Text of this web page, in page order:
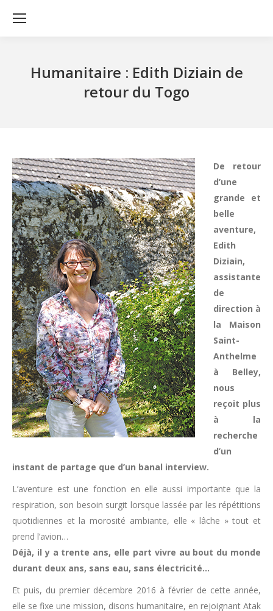
Humanitaire : Edith Diziain de
retour du Togo
De retour
d’une
grande et
belle
aventure,
Edith
Diziain,
assistante
de
direction à
la Maison
Saint-
Anthelme
à Belley,
nous
reçoit plus
à la
recherche
d’un
instant de partage que d’un banal interview.
L’aventure est une fonction en elle aussi importante que la
respiration, son besoin surgit lorsque lassée par les répétitions
quotidiennes et la morosité ambiante, elle « lâche » tout et
prend l’avion…
Déjà, il y a trente ans, elle part vivre au bout du monde
durant deux ans, sans eau, sans électricité…
Et puis, du premier décembre 2016 à février de cette année,
elle se fixe une mission, disons humanitaire, en rejoignant Atak